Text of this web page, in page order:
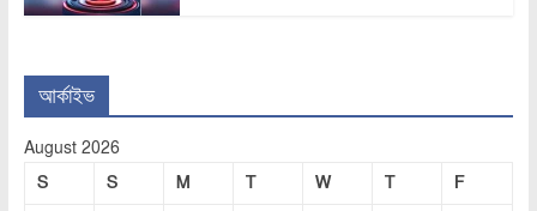
আর্কাইভ
August 2026
S
S M T W T
F